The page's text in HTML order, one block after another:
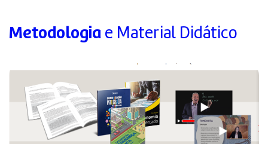
Metodologia e Material Didático